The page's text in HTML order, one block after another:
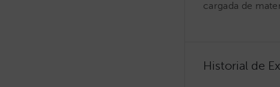
cargada de
Historial de